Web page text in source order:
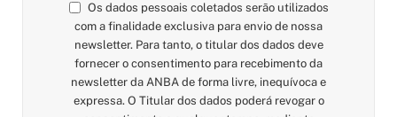
Os dados pessoais coletados serão utilizados
com a finalidade exclusiva para envio de nossa
newsletter. Para tanto, o titular dos dados deve
fornecer o consentimento para recebimento da
newsletter da ANBA de forma livre, inequívoca e
expressa. O Titular dos dados poderá revogar o